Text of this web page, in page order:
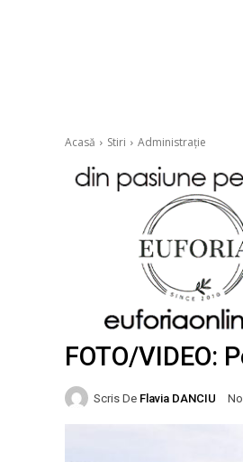
Acasă Stiri Administrație
FOTO/VIDEO:
Scris De Flavia DANCIU